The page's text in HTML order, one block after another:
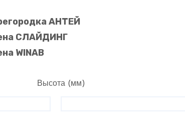
АНТЕЙ
СЛАЙДИНГ
WINAB
Высота (мм)